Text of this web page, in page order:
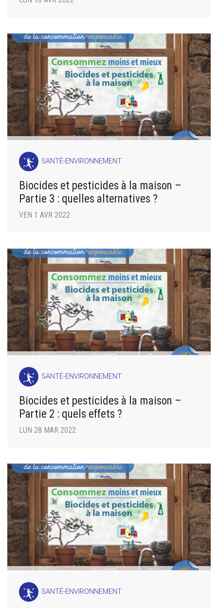
SANTÉ-ENVIRONNEMENT
Biocides et pesticides à la maison –
Partie 3 : quelles alternatives ?
VEN 1 AVR 2022
SANTÉ-ENVIRONNEMENT
Biocides et pesticides à la maison –
Partie 2 : quels effets ?
LUN 28 MAR 2022
SANTÉ-ENVIRONNEMENT